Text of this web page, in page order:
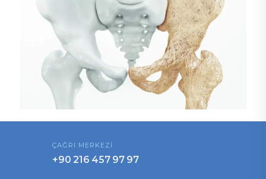
ÇAĞRI MERKEZİ
+90 216 457 97 97